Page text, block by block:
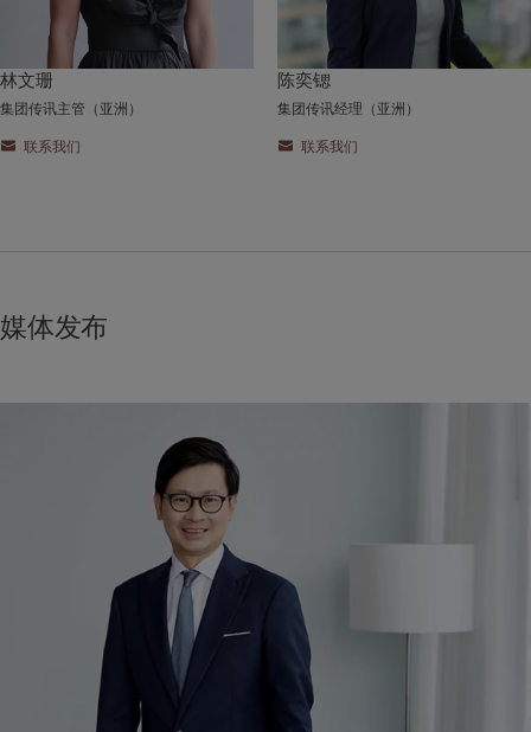
林文珊
集团传讯主管（亚洲）
联系我们
陈奕锶
集团传讯经理（亚洲）
联系我们
媒体发布